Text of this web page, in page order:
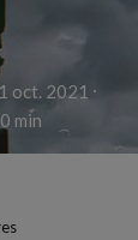
oct. 2021
min